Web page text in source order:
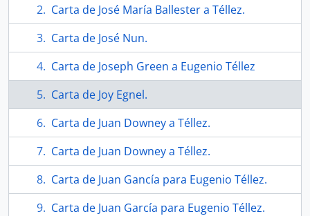
Carta de José María Ballester a Téllez.
Carta de José Nun.
Carta de Joseph Green a Eugenio Téllez
Carta de Joy Egnel.
Carta de Juan Downey a Téllez.
Carta de Juan Downey a Téllez.
Carta de Juan Gancía para Eugenio Téllez.
Carta de Juan García para Eugenio Téllez.